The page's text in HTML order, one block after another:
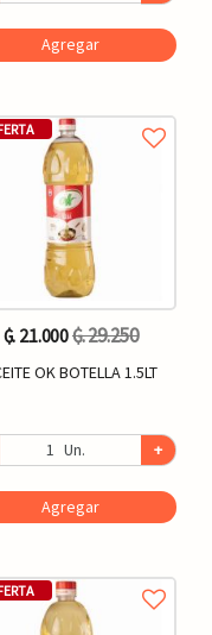
Agregar
₲. 21.000₲. 29.250
OK BOTELLA 1.5LT
Un. +
Agregar